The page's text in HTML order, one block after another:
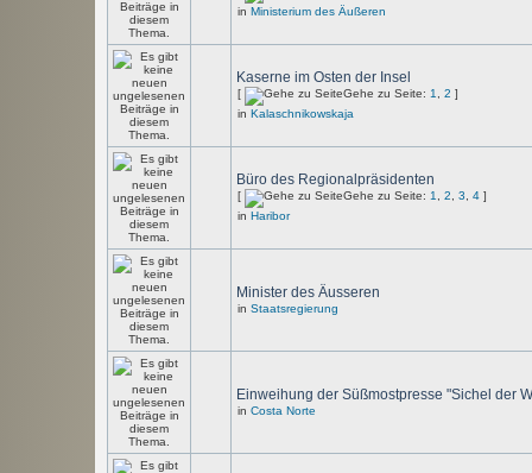
in Ministerium des Äußeren
Kaserne im Osten der Insel
[ Gehe zu Seite: 1 2 ]
in Kalaschnikowskaja
Büro des Regionalpräsidenten
[ Gehe zu Seite: 1 2 3 4 ]
in Haribor
Minister des Äusseren
in Staatsregierung
Einweihung der Süßmostpresse "Sichel der
in Costa Norte